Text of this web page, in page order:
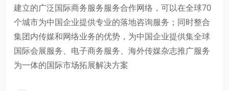
建立的广泛国际商务服务服务合作网络，可以在全球70
个城市为中国企业提供专业的落地咨询服务；同时整合
集团内传媒和网络业务的优势，为中国企业提供集全球
国际会展服务、电子商务服务、海外传媒杂志推广服务
为一体的国际市场拓展解决方案